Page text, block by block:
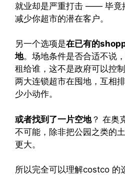
就业却是严重打击 —— 毕竟
减少你超市的潜在客户。
另一个选项是在已有的
地。场地条件是否合适不说
租给谁，这不是政府可以控
两大连锁超市在囤地，互相
少小动作。
或者找到了一片空地？ 在奥
不可能，除非把公园之类的
更大。
所以完全可以理解costco 的